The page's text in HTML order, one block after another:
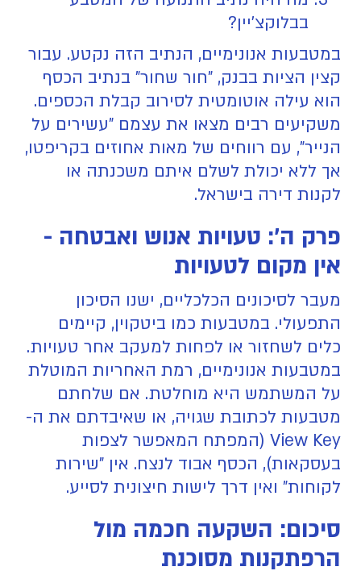
בבלוקצ'יין?
במטבעות אנונימיים, הנתיב הזה נקטע. עבור
קצין הציות בבנק, "חור שחור" בנתיב הכסף
הוא עילה אוטומטית לסירוב קבלת הכספים.
משקיעים רבים מצאו את עצמם "עשירים על
הנייר", עם רווחים של מאות אחוזים בקריפטו,
אך ללא יכולת לשלם איתם משכנתה או
לקנות דירה בישראל.
פרק ה': טעויות אנוש ואבטחה -
אין מקום לטעויות
מעבר לסיכונים הכלכליים, ישנו הסיכון
התפעולי. במטבעות כמו ביטקוין, קיימים
כלים לשחזור או לפחות למעקב אחר טעויות.
במטבעות אנונימיים, רמת האחריות המוטלת
על המשתמש היא מוחלטת. אם שלחתם
מטבעות לכתובת שגויה, או שאיבדתם את ה-
View Key (המפתח המאפשר לצפות
בעסקאות), הכסף אבוד לנצח. אין "שירות
לקוחות" ואין דרך לישות חיצונית לסייע.
סיכום: השקעה חכמה מול
הרפתקנות מסוכנת